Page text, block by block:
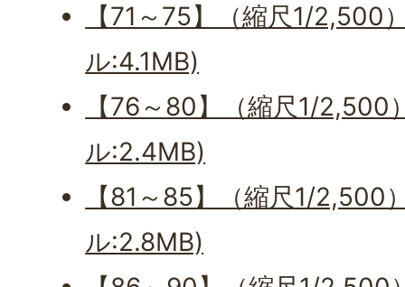
【71～75】（縮尺1/2,500
ル:4.1MB)
【76～80】（縮尺1/2,500
ル:2.4MB)
【81～85】（縮尺1/2,500
ル:2.8MB)